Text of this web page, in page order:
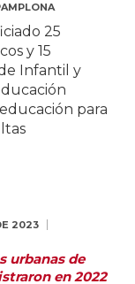
25
y 15
Infantil y
para
2023
urbanas de
en 2022